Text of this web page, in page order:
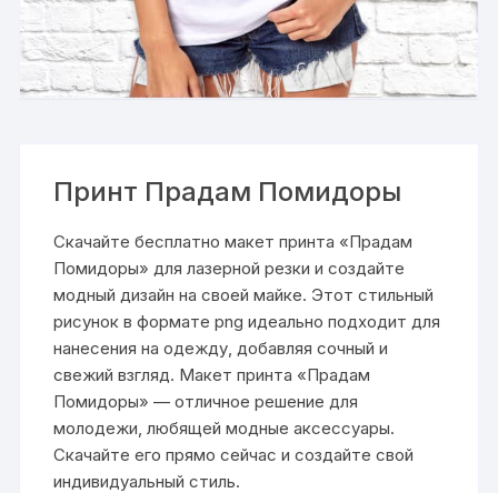
Принт Прадам Помидоры
Скачайте бесплатно макет принта «Прадам
Помидоры» для лазерной резки и создайте
модный дизайн на своей майке. Этот стильный
рисунок в формате png идеально подходит для
нанесения на одежду, добавляя сочный и
свежий взгляд. Макет принта «Прадам
Помидоры» — отличное решение для
молодежи, любящей модные аксессуары.
Скачайте его прямо сейчас и создайте свой
индивидуальный стиль.